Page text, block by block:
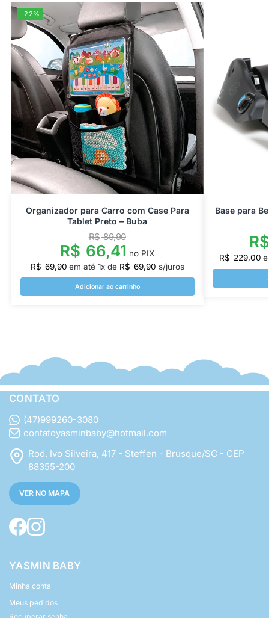
-22%
Organizador para Carro com Case Para
Tablet Preto – Buba
R$89,90
R$ 66,41 no PIX
R$ 69,90 em até 1x de R$ 69,90 s/juros
Adicionar ao carrinho
Base para
R$
R$ 229,00
CONTATO
(47)999260-3080
contatoyasminbaby@hotmail.com
Rod. Ivo Silveira, 417 - Steffen - Brusque/SC - CEP
88355-200
VER NO MAPA
YASMIN BABY
Minha conta
Meus pedidos